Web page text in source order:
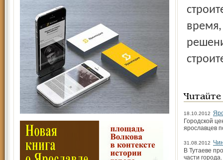
18.10.2012
Городской
ярославцев
31.08.2012
В Тутаеве
части города.